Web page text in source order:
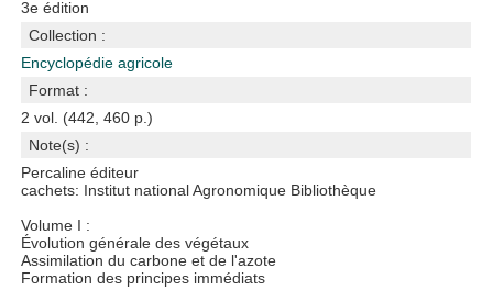
3e édition
Collection :
Encyclopédie agricole
Format :
2 vol. (442, 460 p.)
Note(s) :
Percaline éditeur
cachets: Institut national Agronomique Bibliothèque
Volume I :
Évolution générale des végétaux
Assimilation du carbone et de l'azote
Formation des principes immédiats